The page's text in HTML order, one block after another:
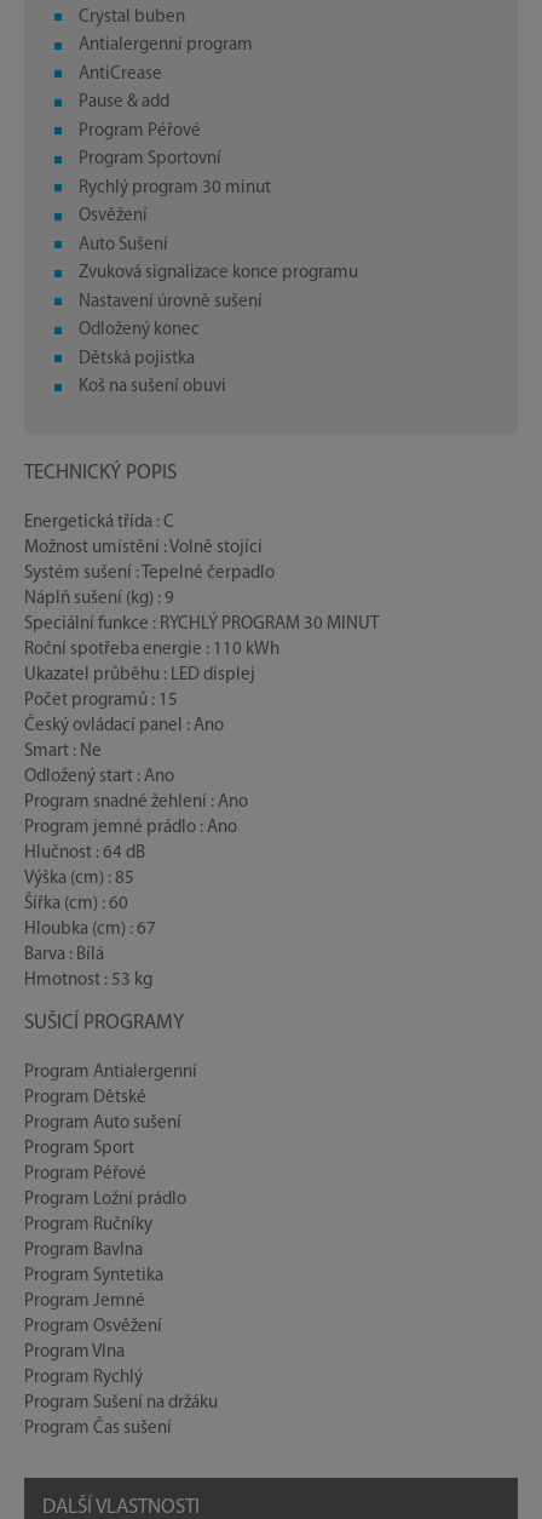
Crystal buben
Antialergenní program
AntiCrease
Pause & add
Program Péřové
Program Sportovní
Rychlý program 30 minut
Osvěžení
Auto Sušení
Zvuková signalizace konce programu
Nastavení úrovně sušení
Odložený konec
Dětská pojistka
Koš na sušení obuvi
TECHNICKÝ POPIS
Energetická třída : C
Možnost umístění : Volně stojící
Systém sušení : Tepelné čerpadlo
Náplň sušení (kg) : 9
Speciální funkce : RYCHLÝ PROGRAM 30 MINUT
Roční spotřeba energie : 110 kWh
Ukazatel průběhu : LED displej
Počet programů : 15
Český ovládací panel : Ano
Smart : Ne
Odložený start : Ano
Program snadné žehlení : Ano
Program jemné prádlo : Ano
Hlučnost : 64 dB
Výška (cm) : 85
Šířka (cm) : 60
Hloubka (cm) : 67
Barva : Bílá
Hmotnost : 53 kg
SUŠICÍ PROGRAMY
Program Antialergenní
Program Dětské
Program Auto sušení
Program Sport
Program Péřové
Program Ložní prádlo
Program Ručníky
Program Bavlna
Program Syntetika
Program Jemné
Program Osvěžení
Program Vlna
Program Rychlý
Program Sušení na držáku
Program Čas sušení
DALŠÍ VLASTNOSTI